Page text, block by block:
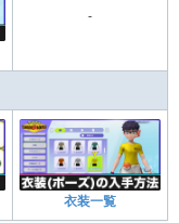
-
衣装一覧